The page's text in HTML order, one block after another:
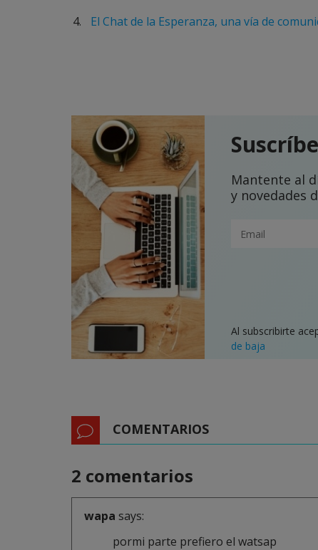
El Chat de la Esperanza, una vía de
Mantente al
y novedades
Al subscribirte
de baja
COMENTARIOS
2 comentarios
wapa says:
pormi parte prefiero el watsap